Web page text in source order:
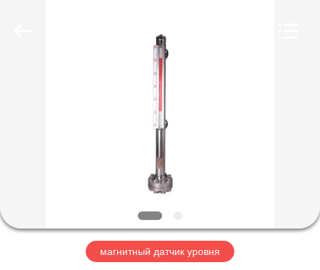
ПУТЕШЕСТВИЕ
ФАБРИКИ магнитный датчик уровня